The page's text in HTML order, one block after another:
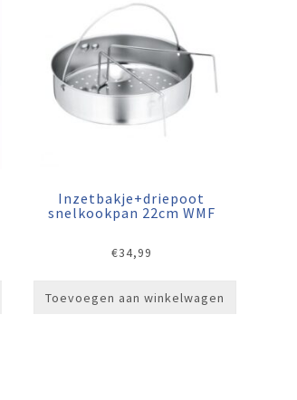
Inzetbakje+driepoot
snelkookpan 22cm WMF
€34,99
Toevoegen aan winkelwagen